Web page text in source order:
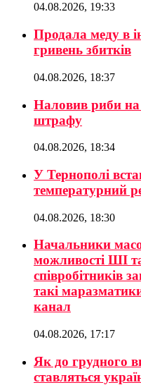
04.08.2026, 19:33
Продала меду в
гривень збитків
04.08.2026, 18:37
Наловив риби на
штрафу
04.08.2026, 18:34
У Тернополі
температурний
04.08.2026, 18:30
Начальники
можливості ШІ
співробітників
такі
канал
04.08.2026, 17:17
Як до грудного
ставляться